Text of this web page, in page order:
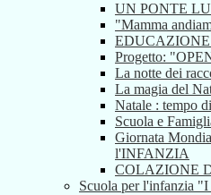
UN PONTE
"Mamma
Progetto:
La notte dei
La magia del
Natale : tempo
Scuola e
Giornata
l'INFANZIA
COLAZIONE
Scuola per l'infanzia